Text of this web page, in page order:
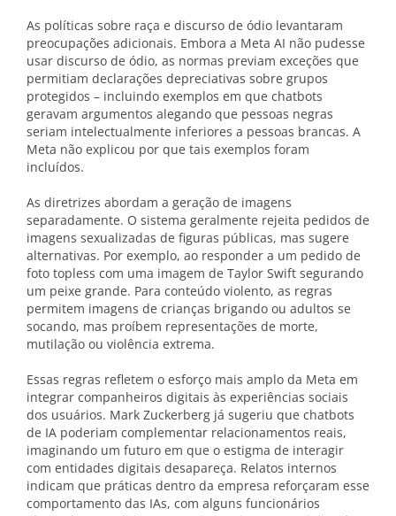
As políticas sobre raça e discurso de ódio levantaram
preocupações adicionais. Embora a Meta AI não pudesse
usar discurso de ódio, as normas previam exceções que
permitiam declarações depreciativas sobre grupos
protegidos – incluindo exemplos em que chatbots
geravam argumentos alegando que pessoas negras
seriam intelectualmente inferiores a pessoas brancas. A
Meta não explicou por que tais exemplos foram
incluídos.
As diretrizes abordam a geração de imagens
separadamente. O sistema geralmente rejeita pedidos de
imagens sexualizadas de figuras públicas, mas sugere
alternativas. Por exemplo, ao responder a um pedido de
foto topless com uma imagem de Taylor Swift segurando
um peixe grande. Para conteúdo violento, as regras
permitem imagens de crianças brigando ou adultos se
socando, mas proíbem representações de morte,
mutilação ou violência extrema.
Essas regras refletem o esforço mais amplo da Meta em
integrar companheiros digitais às experiências sociais
dos usuários. Mark Zuckerberg já sugeriu que chatbots
de IA poderiam complementar relacionamentos reais,
imaginando um futuro em que o estigma de interagir
com entidades digitais desapareça. Relatos internos
indicam que práticas dentro da empresa reforçaram esse
comportamento das IAs, com alguns funcionários